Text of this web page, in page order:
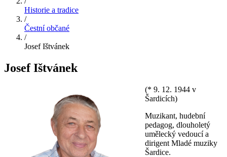
Historie a tradice
/
Čestní občané
/
Josef Ištvánek
Josef Ištvánek
(* 9. 12. 1944 v
Šardicích)
Muzikant, hudební
pedagog, dlouholetý
umělecký vedoucí a
dirigent Mladé muziky
Šardice.